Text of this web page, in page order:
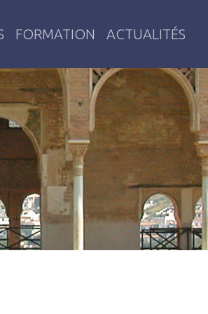
FORMATION ACTUALITÉS